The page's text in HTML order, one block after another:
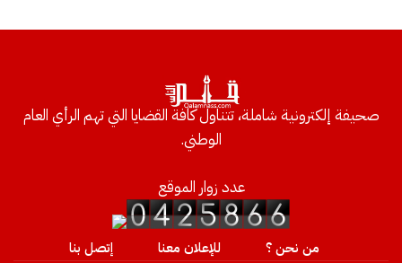
صحيفة إلكترونية شاملة، تتناول كافة القضايا التي تهم الرأي العام
الوطني.
عدد زوار الموقع
من نحن ؟ للإعلان معنا إتصل بنا